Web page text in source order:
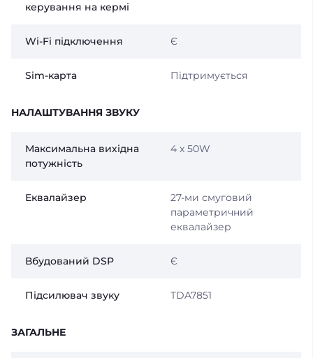
керування на кермі
Wi-Fi підключення Є
Sim-карта Підтримується
НАЛАШТУВАННЯ ЗВУКУ
Максимальна вихідна
потужність
4 x 50W
Еквалайзер
27-ми смуговий
параметричний
еквалайзер
Вбудований DSP Є
Підсилювач звуку TDA7851
ЗАГАЛЬНЕ